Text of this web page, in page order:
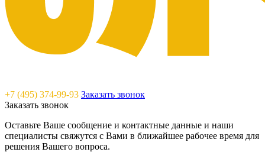
+7 (495) 374-99-93 Заказать звонок
Заказать звонок
Оставьте Ваше сообщение и контактные данные и наши
специалисты свяжутся с Вами в ближайшее рабочее время для
решения Вашего вопроса.